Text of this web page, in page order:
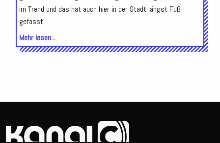
im Trend und das hat auch hier in der Stadt längst Fuß
gefasst.
Mehr lesen...